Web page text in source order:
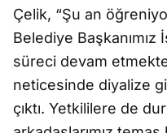
Çelik, “Şu an
Belediye Başkanımız
süreci devam
neticesinde diyalize
çıktı. Yetkililere de